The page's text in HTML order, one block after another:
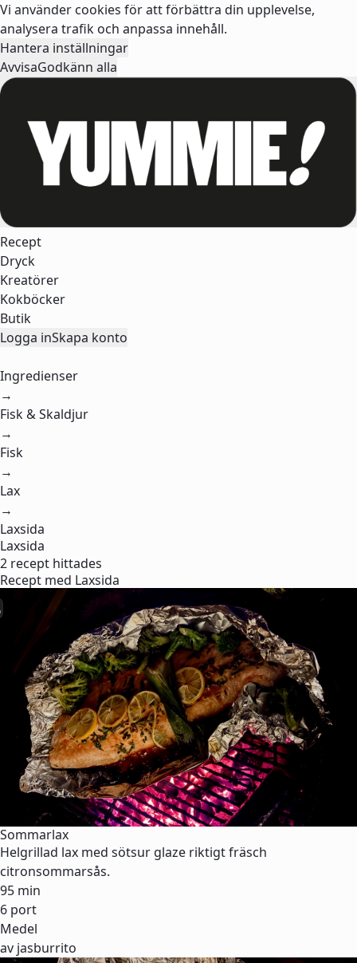
Vi använder cookies för att förbättra din upplevelse,
analysera trafik och anpassa innehåll.
Hantera inställningar
AvvisaGodkänn alla
Recept
Dryck
Kreatörer
Kokböcker
Butik
Logga inSkapa konto
Ingredienser
→
Fisk & Skaldjur
→
Fisk
→
Lax
→
Laxsida
Laxsida
2 recept hittades
Recept med Laxsida
Sommarlax
Helgrillad lax med sötsur glaze riktigt fräsch
citronsommarsås.
95 min
6 port
Medel
av jasburrito